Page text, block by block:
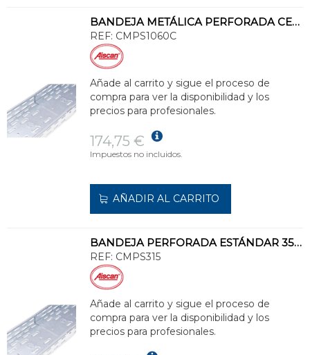
BANDEJA METÁLICA PERFORADA CERTIFICADA 100x600 GALVANIZADO SENZIMIR
REF: CMPS1060C
Añade al carrito y sigue el proceso de
compra para ver la disponibilidad y los
precios para profesionales.
174,75 €
Impuestos no incluidos.
AÑADIR AL CARRITO
BANDEJA PERFORADA ESTÁNDAR 35x150 GALVANIZADO SENZIMIR
REF: CMPS315
Añade al carrito y sigue el proceso de
compra para ver la disponibilidad y los
precios para profesionales.